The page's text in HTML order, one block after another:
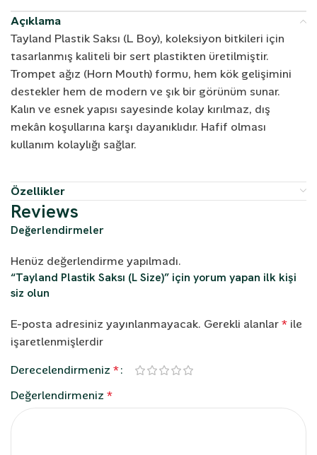
Açıklama
Tayland Plastik Saksı (L Boy), koleksiyon bitkileri için
tasarlanmış kaliteli bir sert plastikten üretilmiştir.
Trompet ağız (Horn Mouth) formu, hem kök gelişimini
destekler hem de modern ve şık bir görünüm sunar.
Kalın ve esnek yapısı sayesinde kolay kırılmaz, dış
mekân koşullarına karşı dayanıklıdır. Hafif olması
kullanım kolaylığı sağlar.
Özellikler
Reviews
Değerlendirmeler
Henüz değerlendirme yapılmadı.
“Tayland Plastik Saksı (L Size)” için yorum yapan ilk kişi
siz olun
E-posta adresiniz yayınlanmayacak. Gerekli alanlar* ile
işaretlenmişlerdir
Derecelendirmeniz *
Değerlendirmeniz *